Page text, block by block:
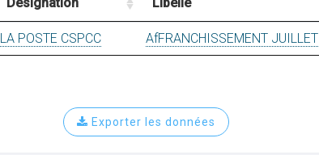
LA POSTE CSPCC AfFRANCHISSEMENT JUILLET
Exporter les données